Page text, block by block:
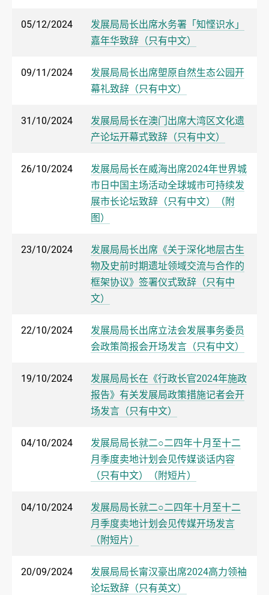
05/12/2024
发展局局长出席水务署「知悭识水」
嘉年华致辞（只有中文）
09/11/2024
发展局局长出席塱原自然生态公园开
幕礼致辞（只有中文）
31/10/2024
发展局局长在澳门出席大湾区文化遗
产论坛开幕式致辞（只有中文）
26/10/2024
发展局局长在威海出席2024年世界城
市日中国主场活动全球城市可持续发
展市长论坛致辞（只有中文）（附
图）
23/10/2024
发展局局长出席《关于深化地层古生
物及史前时期遗址领域交流与合作的
框架协议》签署仪式致辞（只有中
文）
22/10/2024
发展局局长出席立法会发展事务委员
会政策简报会开场发言（只有中文）
19/10/2024
发展局局长在《行政长官2024年施政
报告》有关发展局政策措施记者会开
场发言（只有中文）
04/10/2024
发展局局长就二○二四年十月至十二
月季度卖地计划会见传媒谈话内容
（只有中文）（附短片）
04/10/2024
发展局局长就二○二四年十月至十二
月季度卖地计划会见传媒开场发言
（附短片）
20/09/2024
发展局局长甯汉豪出席2024高力领袖
论坛致辞（只有英文）